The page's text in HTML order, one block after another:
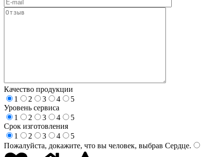
Качество продукции
1
2 3 4
5
Уровень сервиса
1
2 3 4
5
Срок изготовления
1
2 3 4
5
Пожалуйста, докажите, что вы человек, выбрав Сердце.